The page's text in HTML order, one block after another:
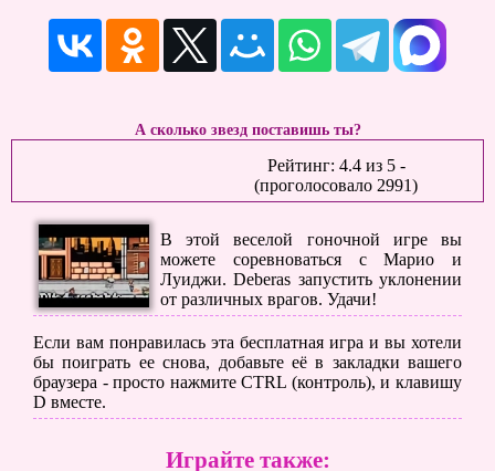
А сколько звезд поставишь ты?
Рейтинг: 4.4из 5-
(проголосовало 2991)
В этой веселой гоночной игре вы
можете соревноваться с Марио и
Луиджи. Deberas запустить уклонении
от различных врагов. Удачи!
Если вам понравилась эта бесплатная игра и вы хотели
бы поиграть ее снова, добавьте её в закладки вашего
браузера - просто нажмите CTRL (контроль), и клавишу
D вместе.
Играйте также: